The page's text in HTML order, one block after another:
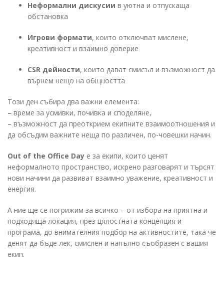
Неформални дискусии в уютна и отпускаща
обстановка
Игрови формати, които отключват мислене,
креативност и взаимно доверие
CSR дейности, които дават смисъл и възможност да
върнем нещо на общността
Този ден събира два важни елемента:
– време за усмивки, почивка и споделяне,
– възможност да преоткрием екипните взаимоотношения и
да обсъдим важните неща по различен, по-човешки начин.
Out of the Office Day е за екипи, които ценят
неформалното пространство, искрено разговарят и търсят
нови начини да развиват взаимно уважение, креативност и
енергия.
А ние ще се погрижим за всичко – от избора на приятна и
подходяща локация, през цялостната концепция и
програма, до внимателния подбор на активностите, така че
денят да бъде лек, смислен и напълно съобразен с вашия
екип.